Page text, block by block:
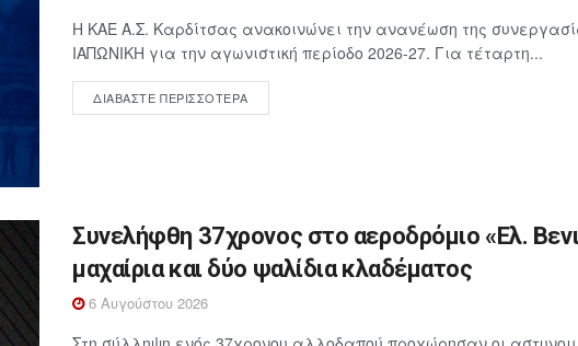
Η ΚΑΕ Α.Σ. Καρδίτσας ανακοινώνει την ανανέωση της
ΙΑΠΩΝΙΚΗ για την αγωνιστική περίοδο 2026-27. Για τέταρτη...
ΔΙΑΒΆΣΤΕ ΠΕΡΙΣΣΌΤΕΡΑ
Συνελήφθη 37χρονος στο αεροδρόμιο «Ελ.
μαχαίρια και δύο ψαλίδια κλαδέματος
6 Αυγούστου 2026